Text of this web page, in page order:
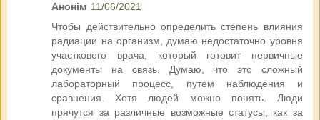
Анонім 11/06/2021
Чтобы действительно определить степень влияния
радиации на организм, думаю недостаточно уровня
участкового врача, который готовит первичные
документы на связь. Думаю, что это сложный
лабораторный процесс, путем наблюдения и
сравнения. Хотя людей можно понять. Люди
прячутся за различные возможные статусы, как за